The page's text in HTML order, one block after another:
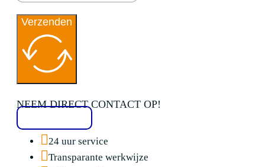
Verzenden
NEEM DIRECT CONTACT OP!
24 uur service
Transparante werkwijze